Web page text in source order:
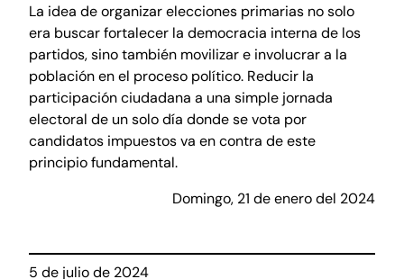
La idea de organizar elecciones primarias no solo
era buscar fortalecer la democracia interna de los
partidos, sino también movilizar e involucrar a la
población en el proceso político. Reducir la
participación ciudadana a una simple jornada
electoral de un solo día donde se vota por
candidatos impuestos va en contra de este
principio fundamental.
Domingo, 21 de enero del 2024
5 de julio de 2024